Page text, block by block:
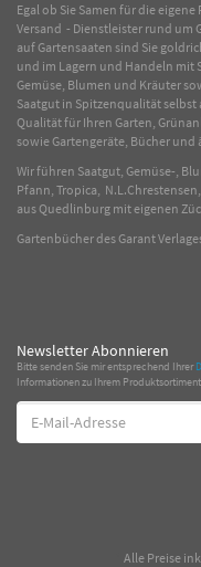
Egal ob Sie Samen für die
Versand - Dienstleister rund um
auf Gartensaaten sind Sie
und im Lagern und Handeln mit
Gemüse, Blumen und Kräuter
Saatgut in Spitzenqualität
Qualität für Ihren Garten,
sowie Gartengeräte, Bücher
Wir führen Saatgut, Gemüse-,
Pfann, Tropica,
aus Quedlinburg mit eigenen
Gartenbücher des Garant
Newsletter Abonnieren
Bitte senden Sie mir entsprechend Ihrer
Informationen zu Ihrem
E-
Mail-
Adresse
Alle Preise